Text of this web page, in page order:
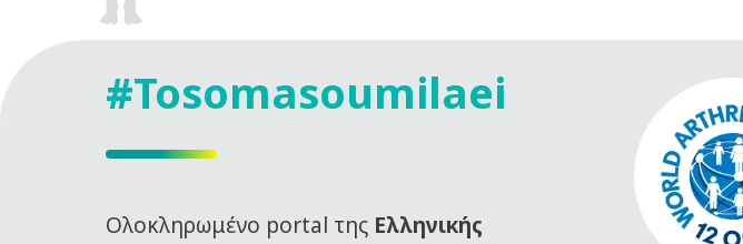
#Tosomasoumilaei
Oλοκληρωμένο portal της Ελληνικής